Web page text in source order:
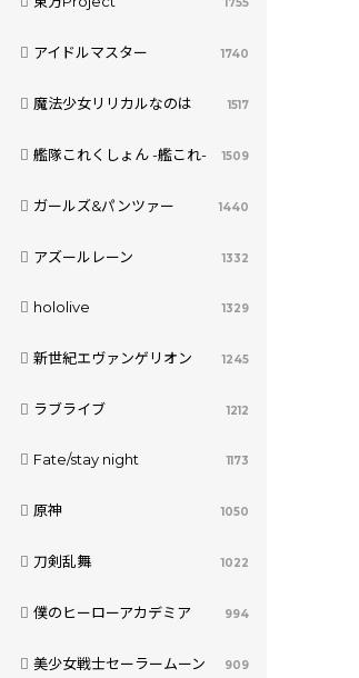
アイドルマスター 1740
魔法少女リリカルなのは 1517
艦隊これくしょん -艦これ- 1509
ガールズ&パンツァー 1440
アズールレーン 1332
hololive 1329
新世紀エヴァンゲリオン 1245
ラブライブ 1212
Fate/stay night 1173
原神 1050
刀剣乱舞 1022
僕のヒーローアカデミア 994
美少女戦士セーラームーン 909